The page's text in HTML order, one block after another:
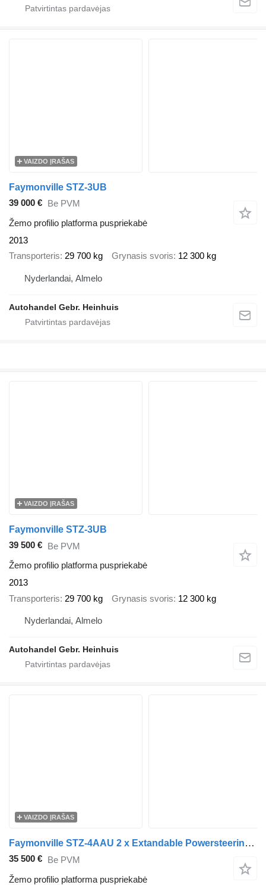
VAIZDO ĮRAŠAS
Faymonville STZ-3UB
39 000 €
Be PVM
Žemo profilio platforma puspriekabė
2013
Transporteris 29 700 kg Grynasis svoris 12 300 kg
Nyderlandai, Almelo
Autohandel Gebr. Heinhuis
VAIZDO ĮRAŠAS
Faymonville STZ-3UB
39 500 € Be PVM
Žemo profilio platforma puspriekabė
2013
Transporteris 29 700 kg Grynasis svoris 12 300 kg
Nyderlandai, Almelo
Autohandel Gebr. Heinhuis
VAIZDO ĮRAŠAS
Faymonville STZ-4AAU 2 x Extandable Powersteering Ramps!
35 500 € Be PVM
Žemo profilio platforma puspriekabė